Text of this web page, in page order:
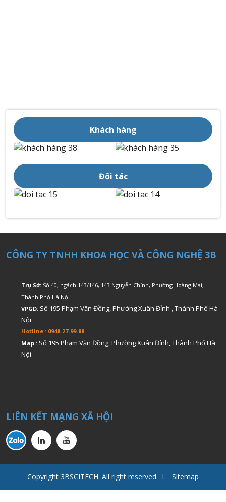
Khách hàng
Đối tác
CÔNG TY TNHH KHOA HỌC VÀ CÔNG NGHỆ 3B
Trụ Sở: Số 40, ngách 143/146, 143 Nguyễn Chính, Phường Hoàng Mai,
Thành Phố Hà Nội
VPGD: Số 195 Phạm Văn Đồng, Phường Xuân Đỉnh , Thành Phố Hà
Nội
Hotline : 0948-27-99-88
Map : Số 195 Phạm Văn Đồng, Phường Xuân Đỉnh, Thành Phố Hà
Nội
LIÊN KẾT MẠNG XÃ HỘI
Copyright 3BSCITECH. All right reserved. I Sitemap